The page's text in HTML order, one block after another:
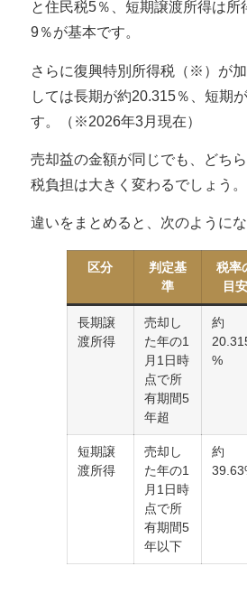
と住民税5％
短期譲渡所得は所
9％が基本です。
さらに復興特別所得税（※）が
しては長期が約20.315％、短期
す。（※2026年3月現在）
売却益の金額が同じでも、どち
税負担は大きく変わるでしょう。
違いをまとめると、次のようにな
区分
判定基
準
税率
目安
長期譲
渡所得
売却し
た年の1
月1日時
点で所
有期間5
年超
約
%
短期譲
渡所得
売却し
た年の1
月1日時
点で所
有期間5
年以下
約